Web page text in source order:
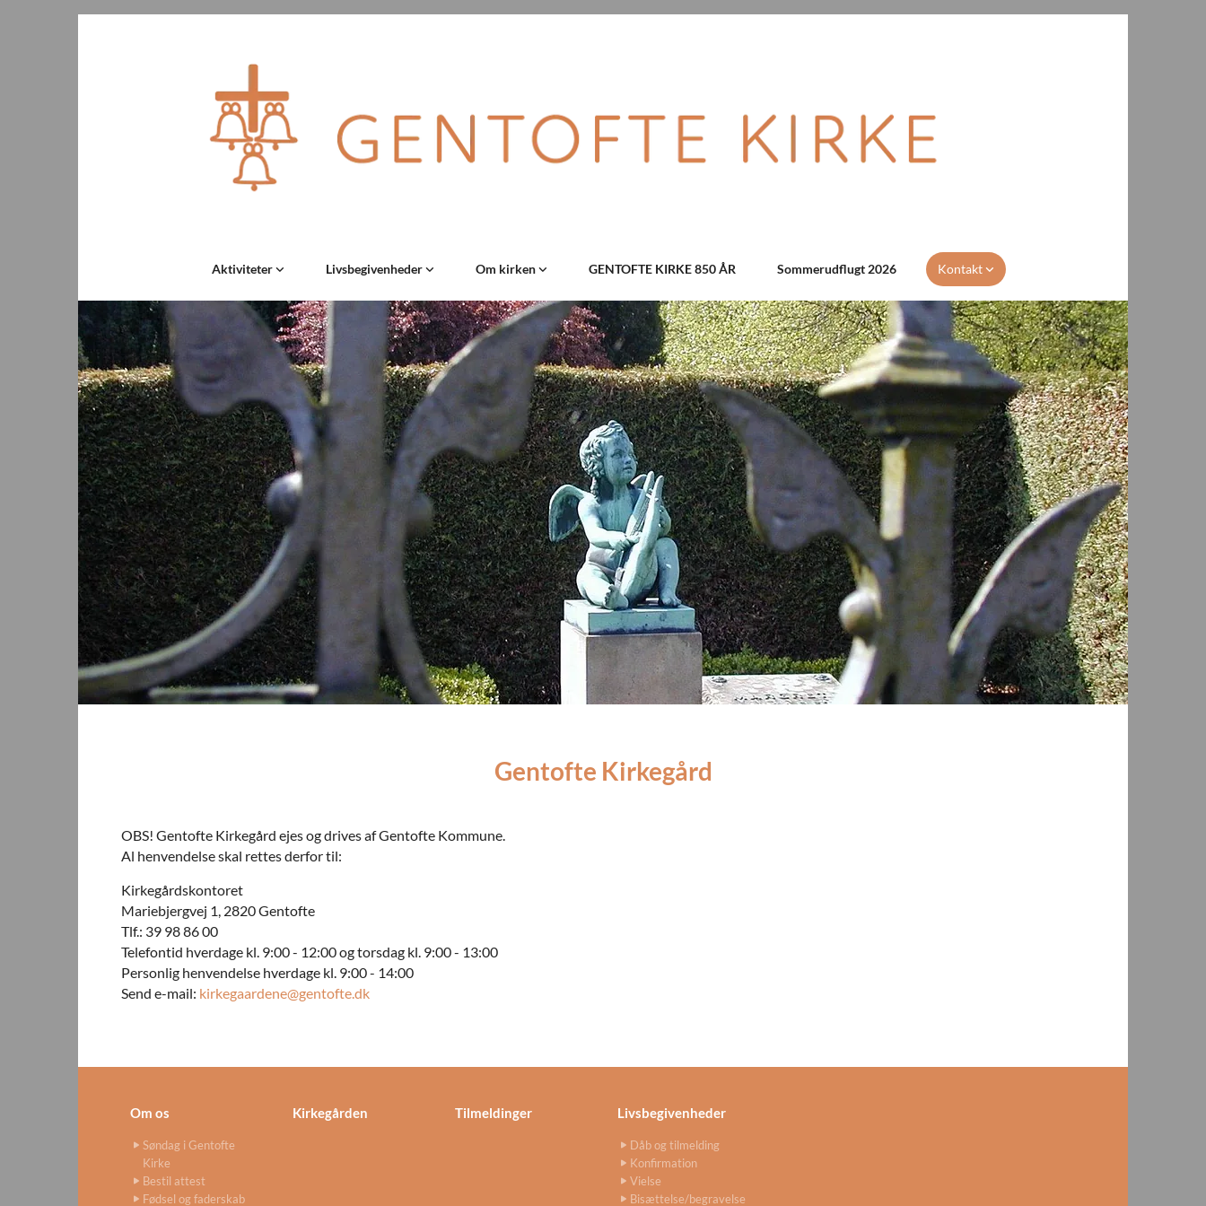
Aktiviteter Livsbegivenheder Om kirken GENTOFTE KIRKE 850 ÅR Sommerudflugt 2026 Kontakt
Gentofte Kirkegård
OBS! Gentofte Kirkegård ejes og drives af Gentofte Kommune.
Al henvendelse skal rettes derfor til:
Kirkegårdskontoret
Mariebjergvej 1, 2820 Gentofte
Tlf.: 39 98 86 00
Telefontid hverdage kl. 9:00 - 12:00 og torsdag kl. 9:00 - 13:00
Personlig henvendelse hverdage kl. 9:00 - 14:00
Send e-mail: kirkegaardene@gentofte.dk
Om os
Søndag i Gentofte
Kirke
Bestil attest
Fødsel og faderskab
Kirkegården Tilmeldinger Livsbegivenheder
Dåb og tilmelding
Konfirmation
Vielse
Bisættelse/begravelse